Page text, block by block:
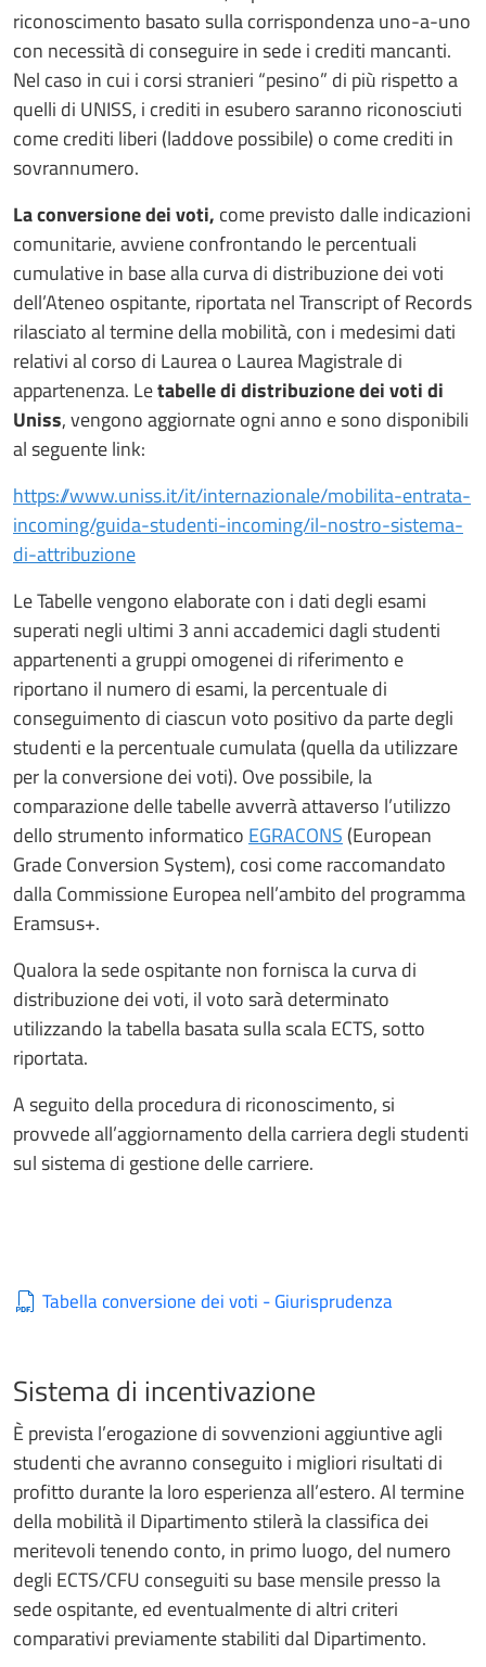
riconoscimento basato sulla corrispondenza uno-a-uno
con necessità di conseguire in sede i crediti mancanti.
Nel caso in cui i corsi stranieri “pesino” di più rispetto a
quelli di UNISS, i crediti in esubero saranno riconosciuti
come crediti liberi (laddove possibile) o come crediti in
sovrannumero.
La conversione dei voti, come previsto dalle indicazioni
comunitarie, avviene confrontando le percentuali
cumulative in base alla curva di distribuzione dei voti
dell’Ateneo ospitante, riportata nel Transcript of Records
rilasciato al termine della mobilità, con i medesimi dati
relativi al corso di Laurea o Laurea Magistrale di
appartenenza. Letabelle di distribuzione dei voti di
Uniss, vengono aggiornate ogni anno e sono disponibili
al seguente link:
https://www.uniss.it/it/internazionale/mobilita-entrata-
incoming/guida-studenti-incoming/il-nostro-sistema-
di-attribuzione
Le Tabelle vengono elaborate con i dati degli esami
superati negli ultimi 3 anni accademici dagli studenti
appartenenti a gruppi omogenei di riferimento e
riportano il numero di esami, la percentuale di
conseguimento di ciascun voto positivo da parte degli
studenti e la percentuale cumulata (quella da utilizzare
per la conversione dei voti). Ove possibile, la
comparazione delle tabelle avverrà attaverso l’utilizzo
dello strumento informatico EGRACONS (European
Grade Conversion System), cosi come raccomandato
dalla Commissione Europea nell’ambito del programma
Eramsus+.
Qualora la sede ospitante non fornisca la curva di
distribuzione dei voti, il voto sarà determinato
utilizzando la tabella basata sulla scala ECTS, sotto
riportata.
A seguito della procedura di riconoscimento, si
provvede all’aggiornamento della carriera degli studenti
sul sistema di gestione delle carriere.
Tabella conversione dei voti - Giurisprudenza
Sistema di incentivazione
È prevista l’erogazione di sovvenzioni aggiuntive agli
studenti che avranno conseguito i migliori risultati di
profitto durante la loro esperienza all’estero. Al termine
della mobilità il Dipartimento stilerà la classifica dei
meritevoli tenendo conto, in primo luogo, del numero
degli ECTS/CFU conseguiti su base mensile presso la
sede ospitante, ed eventualmente di altri criteri
comparativi previamente stabiliti dal Dipartimento.